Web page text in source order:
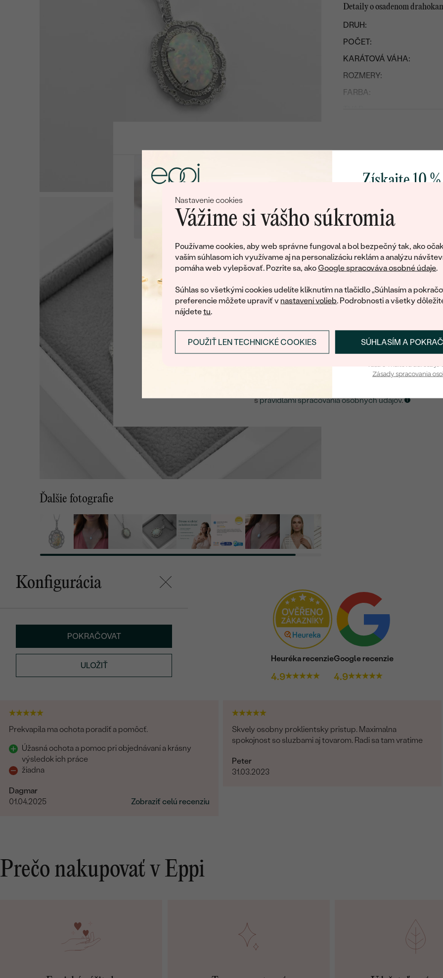
Nastavenie cookies
Vážime si vášho súkromia
Používame cookies, aby web správne fungoval a bol bezpečný tak, ako
vaším súhlasom ich využívame aj na personalizáciu reklám a analýzu
pomáha web vylepšovať. Pozrite sa, ako Google spracováva osobné údaje.
Súhlas so všetkými cookies udelíte kliknutím na tlačidlo „Súhlasím a
preferencie môžete upraviť v nastavení volieb. Podrobnosti a všetky
nájdetetu.
SÚHLASÍM A
POUŽIŤ LEN TECHNICKÉ COOKIES
Ďalšie fotografie
Detaily o osadenom
DRUH:
POČET:
KARÁTOVÁ VÁHA:
ROZMERY:
FARBA:
DRUH:
TVAR:
Konfigurácia
POKRAČOVAT
ULOŽIŤ
Heuréka recenzie
4.9
Google recenzie
4.9
Prekvapila ma ochota poradiť a pomôcť.
Úžasná ochota a pomoc pri objednávaní a krásny
výsledok ich práce
žiadna
Dagmar
01.04.2025
Zobraziť celú recenziu
Skvely osobny proklientsky pristup. Maximalna
spokojnost so sluzbami aj tovarom. Radi sa tam vratime
Peter
31.03.2023
Prečo nakupovať v Eppi
Ľutujeme, ale tento šperk si už svojích majiteľov
U nás na vás stále čaká množstvo podobných produktov. Pokiaľ chcete byť
šperku, nechajte nám svoj e-mail.
ZASLAŤ UPOZORNENIE NA TENTO
spravidlami spracovania osobných údajov.
Získajte 10
poctivo vyrábaných
Ako darček na
obratom pošleme
Prihlásiť sa a
Zásady spracovania